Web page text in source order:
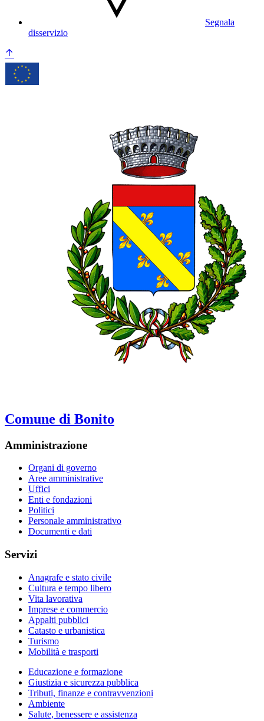
Segnala
disservizio
Comune di Bonito
Amministrazione
Organi di governo
Aree amministrative
Uffici
Enti e fondazioni
Politici
Personale amministrativo
Documenti e dati
Servizi
Anagrafe e stato civile
Cultura e tempo libero
Vita lavorativa
Imprese e commercio
Appalti pubblici
Catasto e urbanistica
Turismo
Mobilità e trasporti
Educazione e formazione
Giustizia e sicurezza pubblica
Tributi, finanze e contravvenzioni
Ambiente
Salute, benessere e assistenza